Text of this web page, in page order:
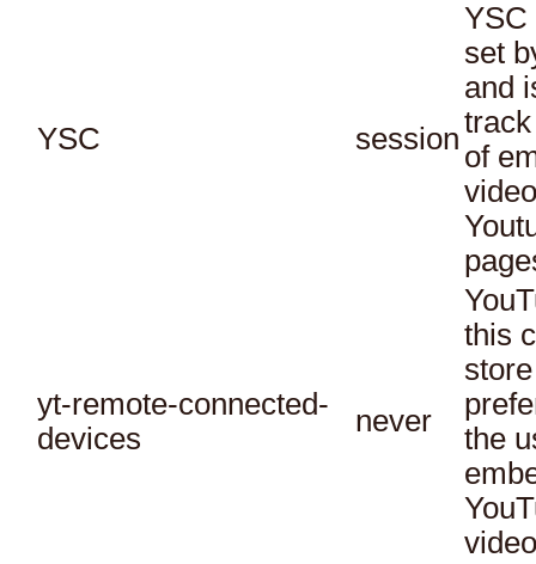
YSC session
YSC
set
and
of
yt-remote-connected-
devices
never
this
the